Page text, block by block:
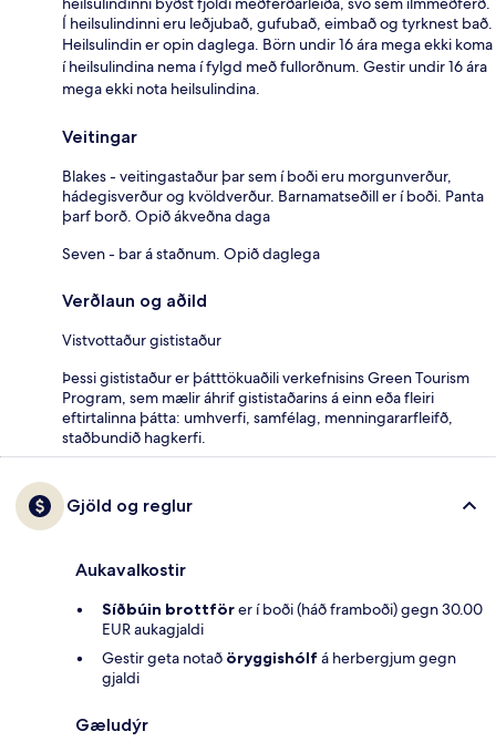
Í heilsulindinni eru leðjubað, gufubað, eimbað og tyrknest bað.
Heilsulindin er opin daglega. Börn undir 16 ára mega ekki koma
í heilsulindina nema í fylgd með fullorðnum. Gestir undir 16 ára
mega ekki nota heilsulindina.
Veitingar
Blakes - veitingastaður þar sem í boði eru morgunverður,
hádegisverður og kvöldverður. Barnamatseðill er í boði. Panta
þarf borð. Opið ákveðna daga
Seven - bar á staðnum. Opið daglega
Verðlaun og aðild
Vistvottaður gististaður
Þessi gististaður er þátttökuaðili verkefnisins Green Tourism
Program, sem mælir áhrif gististaðarins á einn eða fleiri
eftirtalinna þátta: umhverfi, samfélag, menningararfleifð,
staðbundið hagkerfi.
Gjöld og reglur
Aukavalkostir
Síðbúin brottförer í boði (háð framboði) gegn 30.00
EUR aukagjaldi
Gestir geta notað öryggishólf á herbergjum gegn
gjaldi
Gæludýr